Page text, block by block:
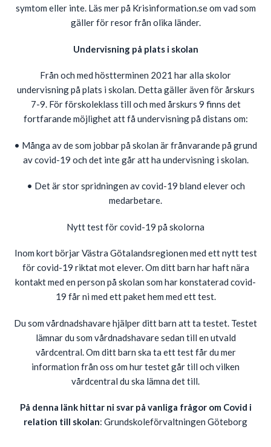
symtom eller inte. Läs mer på Krisinformation.se om vad som
gäller för resor från olika länder.
Undervisning på plats i skolan
Från och med höstterminen 2021 har alla skolor
undervisning på plats i skolan. Detta gäller även för årskurs
7-9. För förskoleklass till och med årskurs 9 finns det
fortfarande möjlighet att få undervisning på distans om:
• Många av de som jobbar på skolan är frånvarande på grund
av covid-19 och det inte går att ha undervisning i skolan.
• Det är stor spridningen av covid-19 bland elever och
medarbetare.
Nytt test för covid-19 på skolorna
Inom kort börjar Västra Götalandsregionen med ett nytt test
för covid-19 riktat mot elever. Om ditt barn har haft nära
kontakt med en person på skolan som har konstaterad covid-
19 får ni med ett paket hem med ett test.
Du som vårdnadshavare hjälper ditt barn att ta testet. Testet
lämnar du som vårdnadshavare sedan till en utvald
vårdcentral. Om ditt barn ska ta ett test får du mer
information från oss om hur testet går till och vilken
vårdcentral du ska lämna det till.
På denna länk hittar ni svar på vanliga frågor om Covid i
relation till skolan: Grundskoleförvaltningen Göteborg